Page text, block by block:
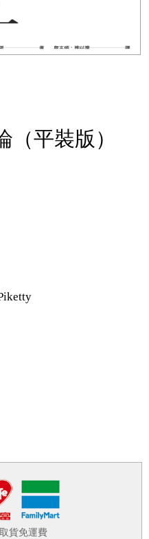
平裝版）
貨免運費